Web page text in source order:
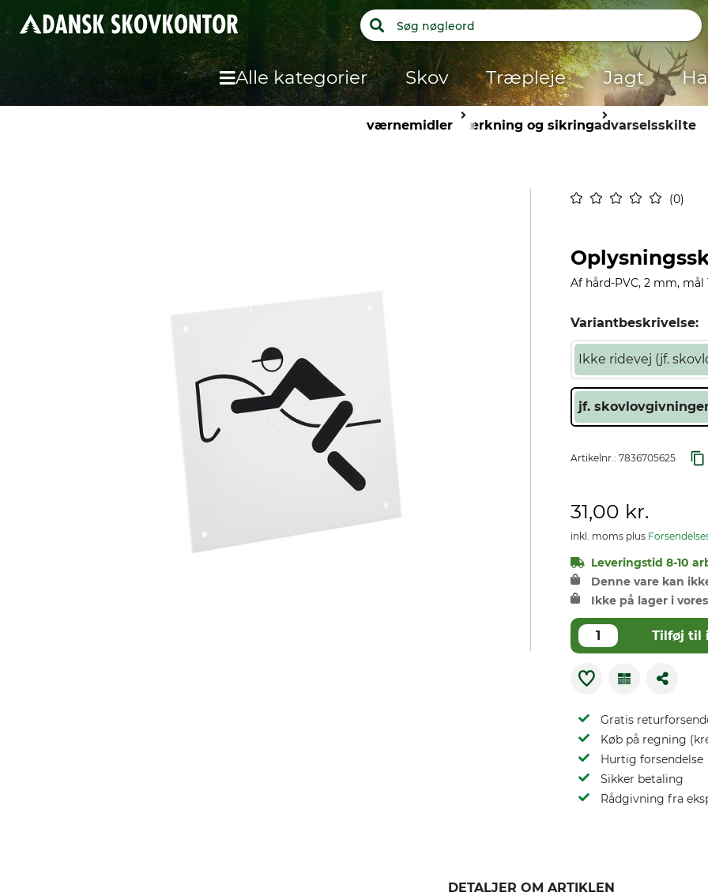
Alle kategorier Skov Træpleje Jagt
værnemidlermærkning og sikringadvarselsskilte
0
Af hård-PVC, 2 mm,
Variantbeskrivelse:
Ikke ridevej (jf.
jf.
Artikelnr.: 7836705625
31,00 kr.
inkl. moms plus
Leveringstid 8-10
Denne vare kan
Ikke på lager i
Tilføj til
Gratis
Køb på regning
Hurtig forsendelse
Sikker betaling
Rådgivning fra
DETALJER OM ARTIKLEN